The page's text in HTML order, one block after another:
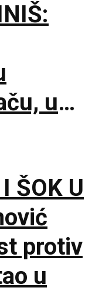
u
ŠOK U
protiv
u